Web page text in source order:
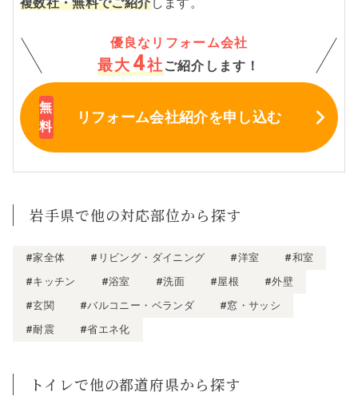
優良なリフォーム会社
最大 4社 ご紹介します！
リフォーム会社紹介を申し込む
岩手県で他の対応部位から探す
#家全体 #リビング・ダイニング #洋室
#和室
#キッチン
#浴室 #洗面 #屋根
#外壁
#玄関
#バルコニー・ベランダ
#窓・サッシ
#耐震
#省エネ化
トイレで他の都道府県から探す